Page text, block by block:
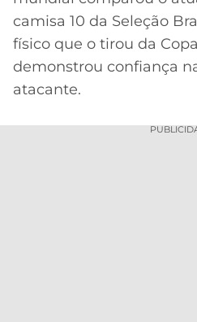
ONLINE
2026
GRÊMIO
ATLÉTICO
MG
LALIGA
camisa 10 da Seleção
físico que o tirou da
demonstrou confiança
atacante.